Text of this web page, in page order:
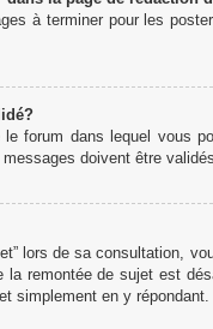
à terminer pour les
le forum dans lequel vous
doivent être
lors de sa consultation,
remontée de sujet est
simplement en y